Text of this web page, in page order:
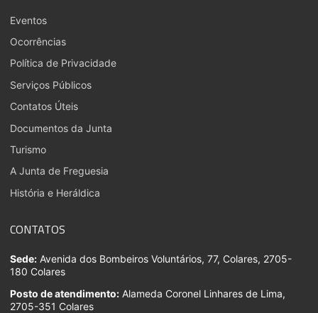
Eventos
Ocorrências
Política de Privacidade
Serviços Públicos
Contatos Úteis
Documentos da Junta
Turismo
A Junta de Freguesia
História e Heráldica
CONTATOS
Sede: Avenida dos Bombeiros Voluntários, 77, Colares, 2705-
180 Colares
Posto de atendimento: Alameda Coronel Linhares de Lima,
2705-351 Colares